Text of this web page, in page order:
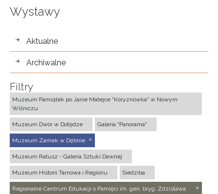
Wystawy
wystawy
Aktualne
Archiwalne
Filtry
Muzeum Pamiątek po Janie Matejce "Koryznówka" w Nowym
Wiśniczu
Muzeum Dwór w Dołędze Galeria "Panorama"
Muzeum Zamek w Dębnie
Muzeum Ratusz - Galeria Sztuki Dawnej
Muzeum Historii Tarnowa i Regionu Siedziba
Regionalne Centrum Edukacji o Pamięci im. gen. bryg. Zdzisława